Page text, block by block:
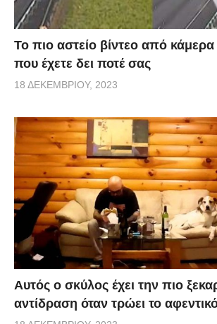
Το πιο αστείο βίντεο από
που έχετε δει ποτέ σας
18 ΔΕΚΕΜΒΡΊΟΥ, 2023
Αυτός ο σκύλος έχει την πιο
αντίδραση όταν τρώει το